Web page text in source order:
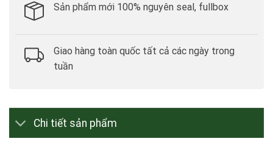
Sản phẩm mới 100% nguyên seal, fullbox
Giao hàng toàn quốc tất cả các ngày trong
tuần
Chi tiết sản phẩm